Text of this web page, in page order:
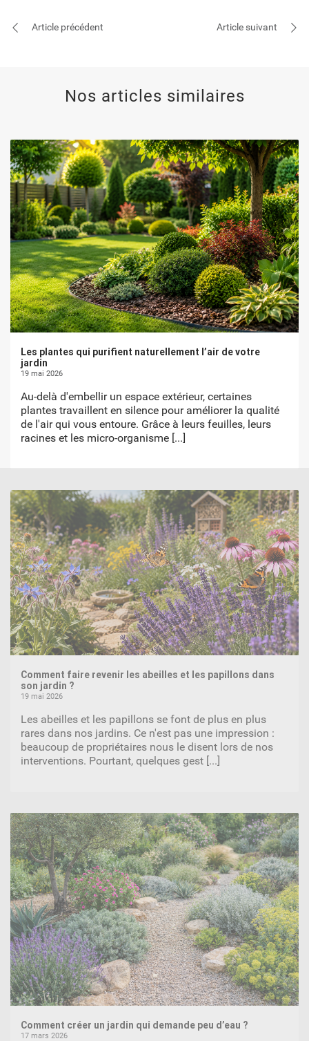
Article précédent Article suivant
Nos articles similaires
Les plantes qui purifient naturellement l’air de votre
jardin
19 mai 2026
Au-delà d'embellir un espace extérieur, certaines
plantes travaillent en silence pour améliorer la qualité
de l'air qui vous entoure. Grâce à leurs feuilles, leurs
racines et les micro-organisme [...]
Comment faire revenir les abeilles et les papillons dans
son jardin ?
19 mai 2026
Les abeilles et les papillons se font de plus en plus
rares dans nos jardins. Ce n'est pas une impression :
beaucoup de propriétaires nous le disent lors de nos
interventions. Pourtant, quelques gest [...]
Comment créer un jardin qui demande peu d’eau ?
17 mars 2026